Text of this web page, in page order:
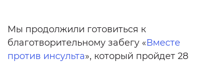
Мы продолжили готовиться к
благотворительному забегу «Вместе
против инсульта», который пройдет 28